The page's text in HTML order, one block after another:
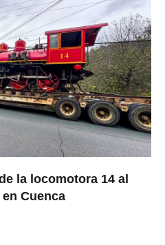
la locomotora 14 al
Cuenca